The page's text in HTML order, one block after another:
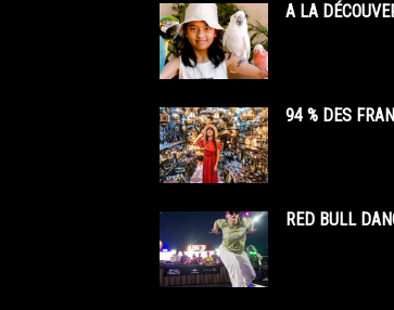
A LA
94 % DES
RED BULL